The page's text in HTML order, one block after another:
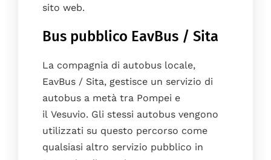
sito web.
Bus pubblico EavBus / Sita
La compagnia di autobus locale,
EavBus / Sita, gestisce un servizio di
autobus a metà tra Pompei e
il Vesuvio. Gli stessi autobus vengono
utilizzati su questo percorso come
qualsiasi altro servizio pubblico in